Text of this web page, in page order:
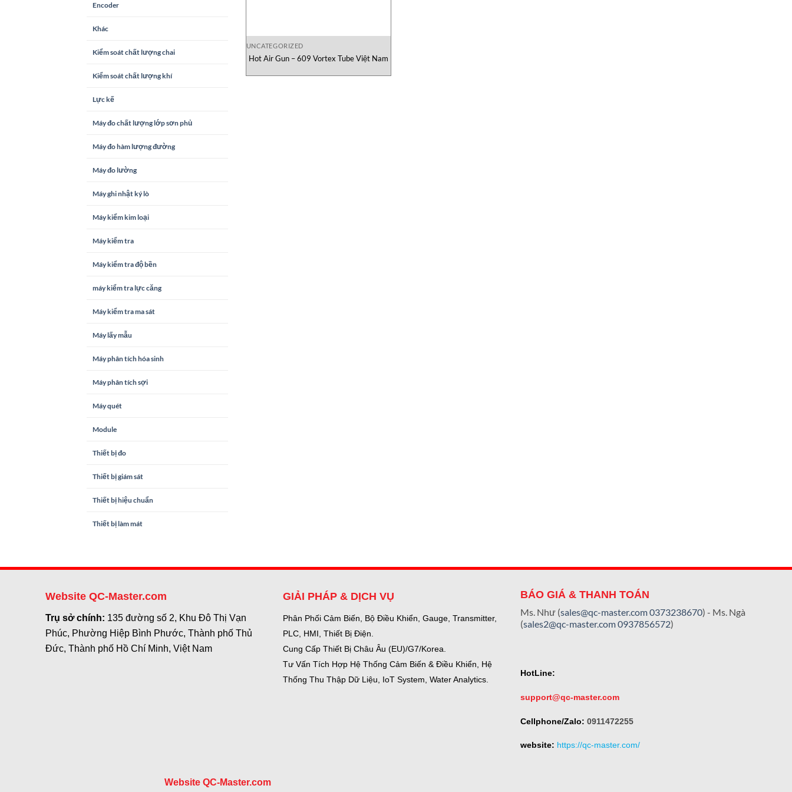
Encoder
Khác
Kiểm soát chất lượng chai
Kiểm soát chất lượng khí
Lực kế
Máy đo chất lượng lớp sơn phủ
Máy đo hàm lượng đường
Máy đo lường
Máy ghi nhật ký lò
Máy kiểm kim loại
Máy kiểm tra
Máy kiểm tra độ bền
máy kiểm tra lực căng
Máy kiểm tra ma sát
Máy lấy mẫu
Máy phân tích hóa sinh
Máy phân tích sợi
Máy quét
Module
Thiết bị đo
Thiết bị giám sát
Thiết bị hiệu chuẩn
Thiết bị làm mát
UNCATEGORIZED
Hot Air Gun – 609 Vortex Tube Việt Nam
Website QC-Master.com
Trụ sở chính: 135 đường số 2, Khu Đô Thị Vạn
Phúc, Phường Hiệp Bình Phước, Thành phố Thủ
Đức, Thành phố Hồ Chí Minh, Việt Nam
GIẢI PHÁP & DỊCH VỤ
Phân Phối Cảm Biến, Bộ Điều Khiển, Gauge, Transmitter,
PLC, HMI, Thiết Bị Điện.
Cung Cấp Thiết Bị Châu Âu (EU)/G7/Korea.
Tư Vấn Tích Hợp Hệ Thống Cảm Biến & Điều Khiển, Hệ
Thống Thu Thập Dữ Liệu, IoT System, Water Analytics.
BÁO GIÁ & THANH TOÁN
Ms. Như (sales@qc-master.com0373238670) - Ms. Ngà
(sales2@qc-master.com0937856572)
HotLine:
support@qc-master.com
Cellphone/Zalo: 0911472255
website: https://qc-master.com/
Website QC-Master.com